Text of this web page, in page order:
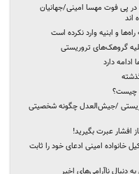
در پی فوت مهسا امینی/جهانیان
اند
گروهک‌های تروریستی
/جیش‌العدل چگونه شخصیتی
افشار عبرت بگیرید!
خانواده امینی ادعای خود را ثابت